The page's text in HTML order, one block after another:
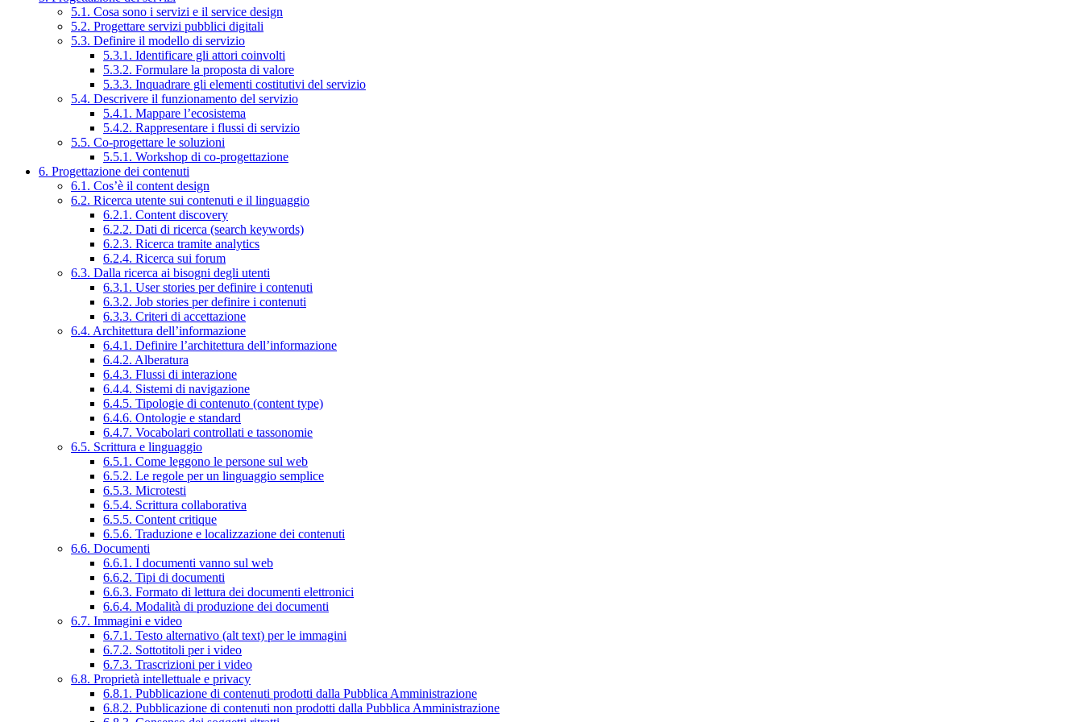
5.1. Cosa sono i servizi e il service design
5.2. Progettare servizi pubblici digitali
5.3. Definire il modello di servizio
5.3.1. Identificare gli attori coinvolti
5.3.2. Formulare la proposta di valore
5.3.3. Inquadrare gli elementi costitutivi del servizio
5.4. Descrivere il funzionamento del servizio
5.4.1. Mappare l’ecosistema
5.4.2. Rappresentare i flussi di servizio
5.5. Co-progettare le soluzioni
5.5.1. Workshop di co-progettazione
6. Progettazione dei contenuti
6.1. Cos’è il content design
6.2. Ricerca utente sui contenuti e il linguaggio
6.2.1. Content discovery
6.2.2. Dati di ricerca (search keywords)
6.2.3. Ricerca tramite analytics
6.2.4. Ricerca sui forum
6.3. Dalla ricerca ai bisogni degli utenti
6.3.1. User stories per definire i contenuti
6.3.2. Job stories per definire i contenuti
6.3.3. Criteri di accettazione
6.4. Architettura dell’informazione
6.4.1. Definire l’architettura dell’informazione
6.4.2. Alberatura
6.4.3. Flussi di interazione
6.4.4. Sistemi di navigazione
6.4.5. Tipologie di contenuto (content type)
6.4.6. Ontologie e standard
6.4.7. Vocabolari controllati e tassonomie
6.5. Scrittura e linguaggio
6.5.1. Come leggono le persone sul web
6.5.2. Le regole per un linguaggio semplice
6.5.3. Microtesti
6.5.4. Scrittura collaborativa
6.5.5. Content critique
6.5.6. Traduzione e localizzazione dei contenuti
6.6. Documenti
6.6.1. I documenti vanno sul web
6.6.2. Tipi di documenti
6.6.3. Formato di lettura dei documenti elettronici
6.6.4. Modalità di produzione dei documenti
6.7. Immagini e video
6.7.1. Testo alternativo (alt text) per le immagini
6.7.2. Sottotitoli per i video
6.7.3. Trascrizioni per i video
6.8. Proprietà intellettuale e privacy
6.8.1. Pubblicazione di contenuti prodotti dalla Pubblica Amministrazione
6.8.2. Pubblicazione di contenuti non prodotti dalla Pubblica Amministrazione